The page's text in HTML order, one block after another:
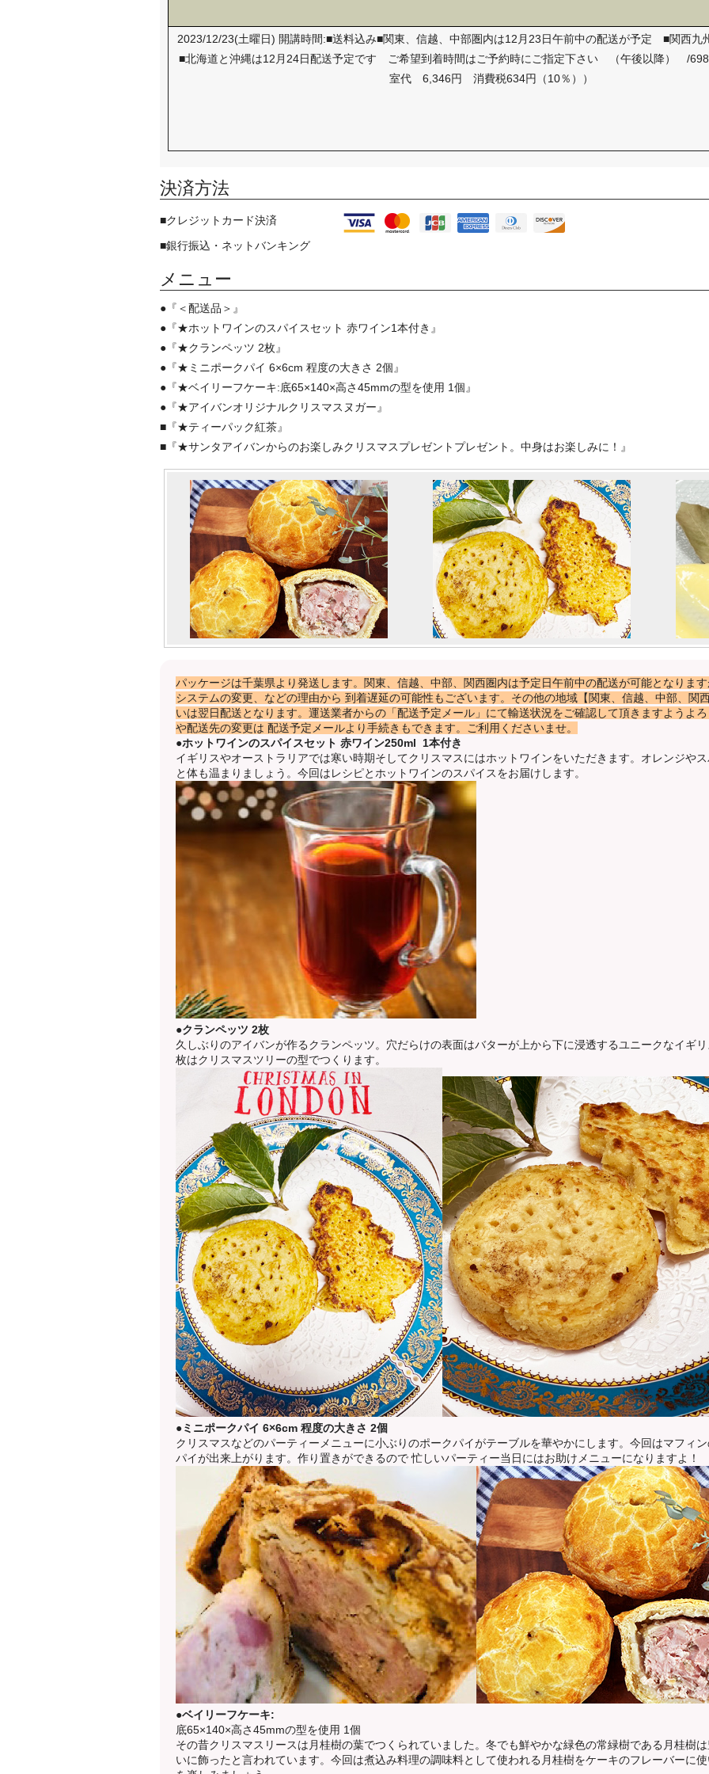
2023/12/23(土曜日) 開講時間:■送料込み■関東、信越、中部圏内は12月23日午前中の配送が予定 ■関西
■北海道と沖縄は12月24日配送予定です ご希望到着時間はご予約時にご指定下さい （午後以降） /
室代 6,346円 消費税634円（10％））
決済方法
■クレジットカード決済
■銀行振込・ネットバンキング
メニュー
●『＜配送品＞』
●『★ホットワインのスパイスセット 赤ワイン1本付き』
●『★クランペッツ 2枚』
●『★ミニポークパイ 6×6cm 程度の大きさ 2個』
●『★ベイリーフケーキ:底65×140×高さ45mmの型を使用 1個』
●『★アイバンオリジナルクリスマスヌガー』
■『★ティーパック紅茶』
■『★サンタアイバンからのお楽しみクリスマスプレゼントプレゼント。中身はお楽しみに！』
パッケージは千葉県より発送します。関東、信越、中部、関西圏内は予定日午前中の配送が可能となりま
システムの変更、などの理由から 到着遅延の可能性もございます。その他の地域【関東、信越、中部、関
いは翌日配送となります。運送業者からの「配送予定メール」にて輸送状況をご確認して頂きますようよ
や配送先の変更は 配送予定メールより手続きもできます。ご利用くださいませ。
●ホットワインのスパイスセット 赤ワイン250ml 1本付き
イギリスやオーストラリアでは寒い時期そしてクリスマスにはホットワインをいただきます。オレンジや
と体も温まりましょう。今回はレシピとホットワインのスパイスをお届けします。
●クランペッツ 2枚
久しぶりのアイバンが作るクランペッツ。穴だらけの表面はバターが上から下に浸透するユニークなイギ
枚はクリスマスツリーの型でつくります。
●ミニポークパイ 6×6cm 程度の大きさ 2個
クリスマスなどのパーティーメニューに小ぶりのポークパイがテーブルを華やかにします。今回はマフィ
パイが出来上がります。作り置きができるので 忙しいパーティー当日にはお助けメニューになりますよ！
●ベイリーフケーキ:
底65×140×高さ45mmの型を使用 1個
その昔クリスマスリースは月桂樹の葉でつくられていました。冬でも鮮やかな緑色の常緑樹である月桂樹
いに飾ったと言われています。今回は煮込み料理の調味料として使われる月桂樹をケーキのフレーバーに